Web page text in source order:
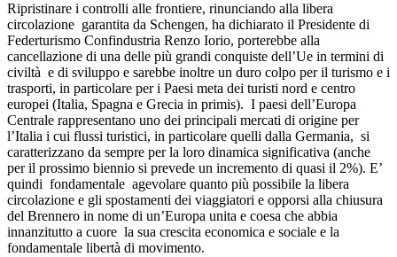
Ripristinare i controlli alle frontiere, rinunciando alla libera
circolazione garantita da Schengen, ha dichiarato il Presidente di
Federturismo Confindustria Renzo Iorio, porterebbe alla
cancellazione di una delle più grandi conquiste dell’Ue in termini di
civiltà e di sviluppo e sarebbe inoltre un duro colpo per il turismo e i
trasporti, in particolare per i Paesi meta dei turisti nord e centro
europei (Italia, Spagna e Grecia in primis). I paesi dell’Europa
Centrale rappresentano uno dei principali mercati di origine per
l’Italia i cui flussi turistici, in particolare quelli dalla Germania, si
caratterizzano da sempre per la loro dinamica significativa (anche
per il prossimo biennio si prevede un incremento di quasi il 2%). E’
quindi fondamentale agevolare quanto più possibile la libera
circolazione e gli spostamenti dei viaggiatori e opporsi alla chiusura
del Brennero in nome di un’Europa unita e coesa che abbia
innanzitutto a cuore la sua crescita economica e sociale e la
fondamentale libertà di movimento.